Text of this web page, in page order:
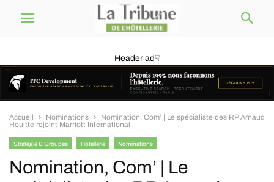
Header ad☟
Accueil Nominations
Nomination, Com’ | Le spécialiste des RP Arnaud
Houitte rejoint Marriott International
Stratégie & Groupes Hôtellerie Nominations
Nomination, Com’ | Le